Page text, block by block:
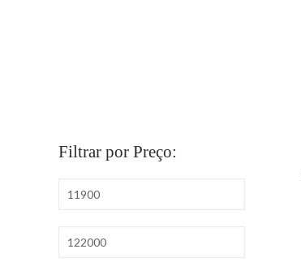
Filtrar por Preço: